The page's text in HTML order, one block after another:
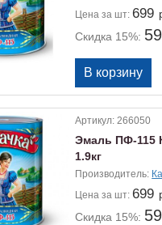
Цена за шт:699
Скидка 15%:
Артикул:266050
Эмаль ПФ-115
1.9кг
Производитель:
Цена за шт:699
Скидка 15%: